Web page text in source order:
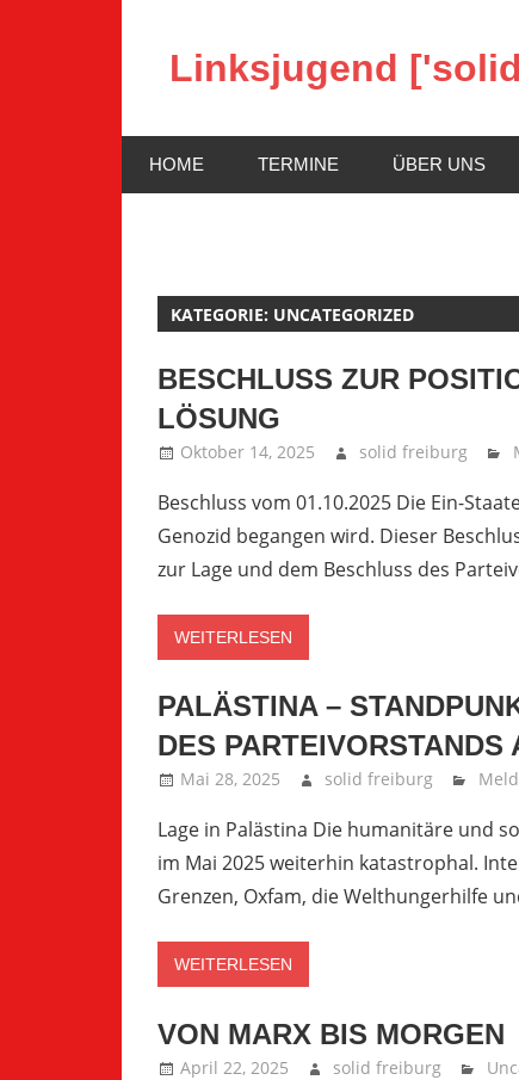
springenLinksjugend
Website
der
linksjugend
HOME TERMINE ÜBER UNS
KATEGORIE: UNCATEGORIZED
BESCHLUSS ZUR
LÖSUNG
Oktober 14, 2025 solid freiburg
Beschluss vom 01.10.2025 Die Ein-
Genozid begangen wird. Dieser
zur Lage und dem Beschluss des
WEITERLESEN
PALÄSTINA –
DES PARTEIVORSTANDS
Mai 28, 2025 solid freiburg
Lage in Palästina Die humanitäre und
im Mai 2025 weiterhin katastrophal.
Grenzen, Oxfam, die Welthungerhilfe
WEITERLESEN
VON MARX BIS MORGEN
April 22, 2025 solid freiburg